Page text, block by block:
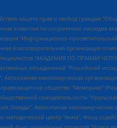
Рубин Михаил Аркадьевич, Анин Роман Александрович, Юридическое лицо Istories fonds, зарегистрированное в Латвийской Республике (регистрационный номер 50008295751, дата регистрации 24.02.2020), Великовский Дмитрий Александрович, Долинина Ирина Николаевна, Мароховская Алеся Алексеевна, Шлейнов Роман Юрьевич, Шмагун Олеся Валентиновна, Общество с ограниченной ответственностью "Альтаир 2021", Общество с ограниченной ответственностью "Вега 2021", Общество с ограниченной ответственностью "Главный редактор 2021", Общество с ограниченной ответственностью "Ромашки монолит", Важенков Артем Валерьевич, Ивановская областная общественная организация "Центр гендерных исследований", Гурман Юрий Альбертович, Медиапроект "ОВД-Инфо", Егоров Владимир Владимирович, Жилинский Владимир Александрович, Общество с ограниченной ответственностью "ЗП", Иванова София Юрьевна, Карезина Инна Павловна, Кильтау Екатерина Викторовна, Петров Алексей Викторович, Пискунов Сергей Евгеньевич, Смирнов Сергей Сергеевич, Тихонов Михаил Сергеевич, Общество с ограниченной ответственностью "ЖУРНАЛИСТ-ИНОСТРАННЫЙ АГЕНТ", Арапова Галина Юрьевна, Вольтская Татьяна Анатольевна, Американская компания "Mason G.E.S. Anonymous Foundation" (США), являющаяся владельцем интернет-издания https://mnews.world/, Компания "Stichting Bellingcat", зарегистрированная в Нидерландах (дата регистрации 11.07.2018), Захаров Андрей Вячеславович, Клепиковская Екатерина Дмитриевна, Общество с ограниченной ответственностью "МЕМО", Перл Роман Александрович, Симонов Евгений Алексеевич, Соловьева Елена Анатольевна, Сотников Даниил Владимирович, Сурначева Елизавета Дмитриевна, Автономная некоммерческая